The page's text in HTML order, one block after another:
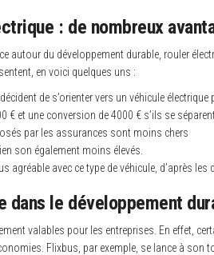
: de nombreux
autour du développement durable, rouler
en voici quelques uns :
de s’orienter vers un véhicule
€ et une conversion de 4000 € s’ils se
par les assurances sont moins chers
son également moins élevés.
agréable avec ce type de véhicule, d’après
dans le développement
valables pour les entreprises. En effet,
Flixbus, par exemple, se lance à son